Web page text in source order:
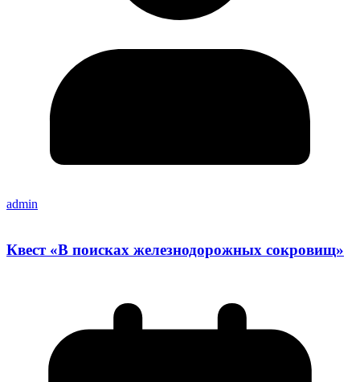
admin
Квест «В поисках железнодорожных сокровищ»